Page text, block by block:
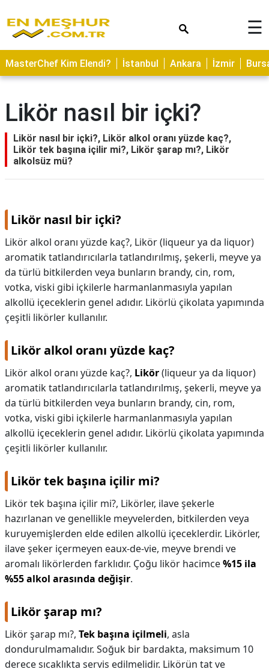
ASTROLOJİ
SAĞLIK
TARİFLERİ
GEZİLECEK
YERLER
ALANLARI
HAMİLELİK
KAPLICALAR
İLETİŞİM
☰
MasterChef Kim Elendi? İstanbul Ankara İzmir
Likör nasıl bir içki?
Likör nasıl bir içki?, Likör alkol oranı yüzde kaç?,
Likör tek başına içilir mi?, Likör şarap mı?, Likör
alkolsüz mü?
Likör nasıl bir içki?
Likör alkol oranı yüzde kaç?, Likör (liqueur ya da liquor)
aromatik tatlandırıcılarla tatlandırılmış, şekerli, meyve ya
da türlü bitkilerden veya bunların brandy, cin, rom,
votka, viski gibi içkilerle harmanlanmasıyla yapılan
alkollü içeceklerin genel adıdır. Likörlü çikolata yapımında
çeşitli likörler kullanılır.
Likör alkol oranı yüzde kaç?
Likör alkol oranı yüzde kaç?, Likör(liqueur ya da liquor)
aromatik tatlandırıcılarla tatlandırılmış, şekerli, meyve ya
da türlü bitkilerden veya bunların brandy, cin, rom,
votka, viski gibi içkilerle harmanlanmasıyla yapılan
alkollü içeceklerin genel adıdır. Likörlü çikolata yapımında
çeşitli likörler kullanılır.
Likör tek başına içilir mi?
Likör tek başına içilir mi?, Likörler, ilave şekerle
hazırlanan ve genellikle meyvelerden, bitkilerden veya
kuruyemişlerden elde edilen alkollü içeceklerdir. Likörler,
ilave şeker içermeyen eaux-de-vie, meyve brendi ve
aromalı likörlerden farklıdır. Çoğu likör hacimce%15 ila
%55 alkol arasında değişir.
Likör şarap mı?
Likör şarap mı?, Tek başına içilmeli, asla
dondurulmamalıdır. Soğuk bir bardakta, maksimum 10
derece sıcaklıkta servis edilmelidir. Likörün tat ve